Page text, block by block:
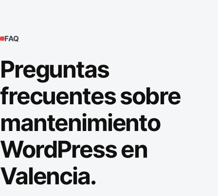
FAQ
Preguntas
frecuentes sobre
mantenimiento
WordPress en
Valencia.